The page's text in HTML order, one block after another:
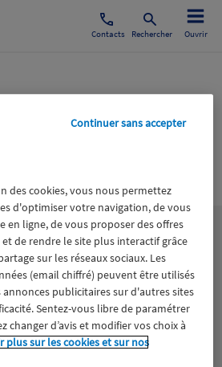
Contacts Rechercher Ouvrir
naturelles Climat
ESS
des cookies, vous nous permettez
d'optimiser votre navigation, de vous
en ligne, de vous proposer des offres
de rendre le site plus interactif grâce
sur les réseaux sociaux. Les
(email chiffré) peuvent être utilisés
publicitaires sur d'autres sites
Sentez-vous libre de paramétrer
changer d’avis et modifier vos choix à
plus sur les cookies et sur nos
Continuer sans accepter